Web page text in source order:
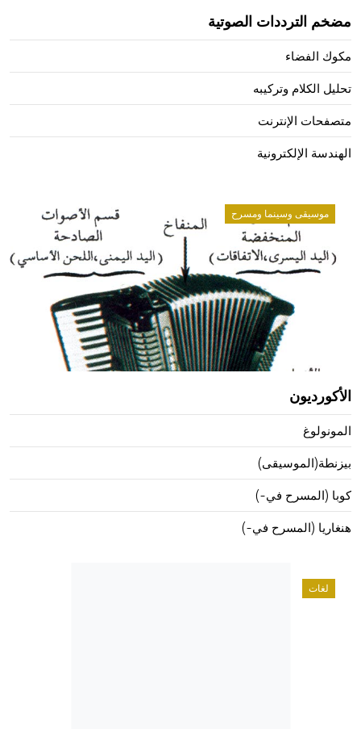
مضخم الترددات الصوتية
مكوك الفضاء
تحليل الكلام وتركيبه
متصفحات الإنترنت
الهندسة الإلكترونية
موسيقى وسينما ومسرح
الأكورديون
المونولوغ
بيزنطة(الموسيقى)
كوبا (المسرح في-)
هنغاريا (المسرح في-)
لغات